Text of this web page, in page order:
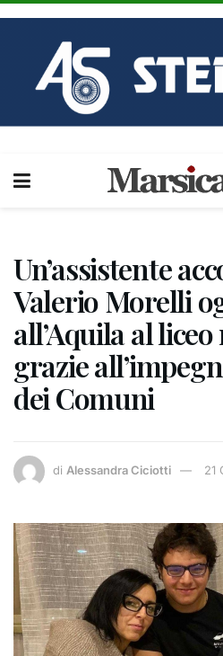
Un’assistente
Valerio Morelli
all’Aquila al
grazie
dei Comuni
di Alessandra Ciciotti 21